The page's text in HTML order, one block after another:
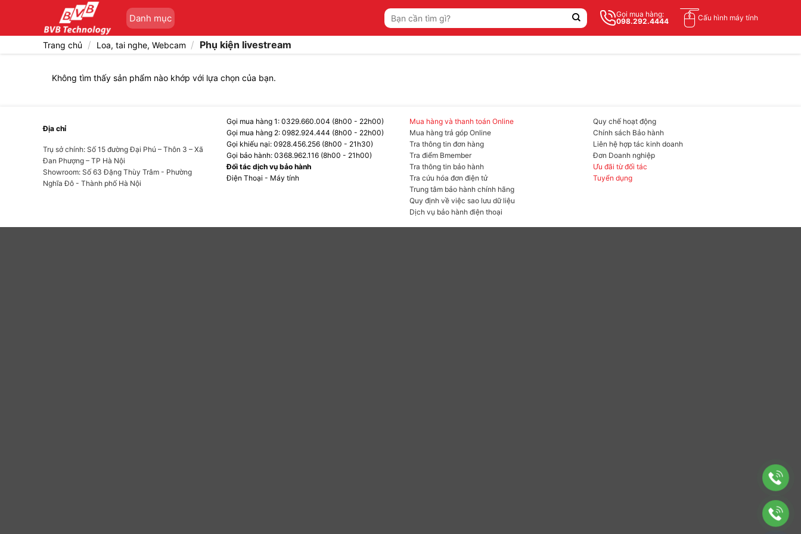
Danh mục
Tìm
kiếm:
Gọi mua hàng:
098.292.4444
Cấu hình máy tính
Trang chủ / Loa, tai nghe, Webcam / Phụ kiện livestream
Không tìm thấy sản phẩm nào khớp với lựa chọn của bạn.
Địa chỉ
Trụ sở chính: Số 15 đường Đại Phú – Thôn 3 – Xã
Đan Phượng – TP Hà Nội
Showroom: Số 63 Đặng Thùy Trâm - Phường
Nghĩa Đô - Thành phố Hà Nội
Gọi mua hàng 1: 0329.660.004 (8h00 - 22h00)
Gọi mua hàng 2: 0982.924.444 (8h00 - 22h00)
Gọi khiếu nại: 0928.456.256 (8h00 - 21h30)
Gọi bảo hành: 0368.962.116 (8h00 - 21h00)
Đối tác dịch vụ bảo hành
Điện Thoại - Máy tính
Mua hàng và thanh toán Online
Mua hàng trả góp Online
Tra thông tin đơn hàng
Tra điểm Bmember
Tra thông tin bảo hành
Tra cứu hóa đơn điện tử
Trung tâm bảo hành chính hãng
Quy định về việc sao lưu dữ liệu
Dịch vụ bảo hành điện thoại
Quy chế hoạt động
Chính sách Bảo hành
Liên hệ hợp tác kinh doanh
Đơn Doanh nghiệp
Ưu đãi từ đối tác
Tuyển dụng